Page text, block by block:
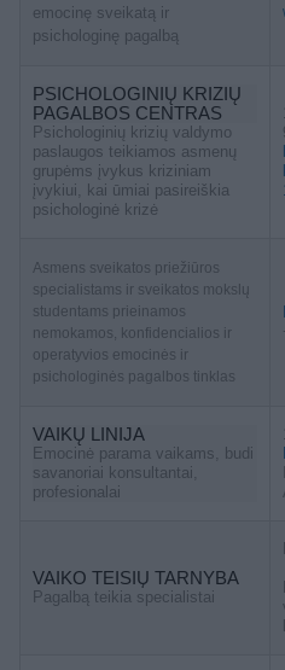
emocinę sveikatą ir
psichologinę pagalbą
PSICHOLOGINIŲ KRIZIŲ
PAGALBOS CENTRAS
Psichologinių krizių valdymo
paslaugos teikiamos asmenų
grupėms įvykus kriziniam
įvykiui, kai ūmiai pasireiškia
psichologinė krizė
Asmens sveikatos priežiūros
specialistams ir sveikatos mokslų
studentams prieinamos
nemokamos, konfidencialios ir
operatyvios emocinės ir
psichologinės pagalbos tinklas
VAIKŲ LINIJA
Emocinė parama vaikams, budi
savanoriai konsultantai,
profesionalai
VAIKO TEISIŲ TARNYBA
Pagalbą teikia specialistai